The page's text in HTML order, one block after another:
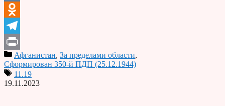
VK
Odnoklassniki
Telegram
PrintАфганистан, За пределами области,
Сформирован 350-й ПДП (25.12.1944)
11.19
19.11.2023